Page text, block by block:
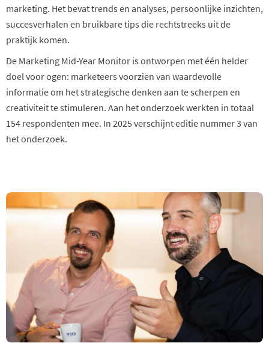
marketing. Het bevat trends en analyses, persoonlijke inzichten,
succesverhalen en bruikbare tips die rechtstreeks uit de
praktijk komen.
De Marketing Mid-Year Monitor is ontworpen met één helder
doel voor ogen: marketeers voorzien van waardevolle
informatie om het strategische denken aan te scherpen en
creativiteit te stimuleren. Aan het onderzoek werkten in totaal
154 respondenten mee. In 2025 verschijnt editie nummer 3 van
het onderzoek.